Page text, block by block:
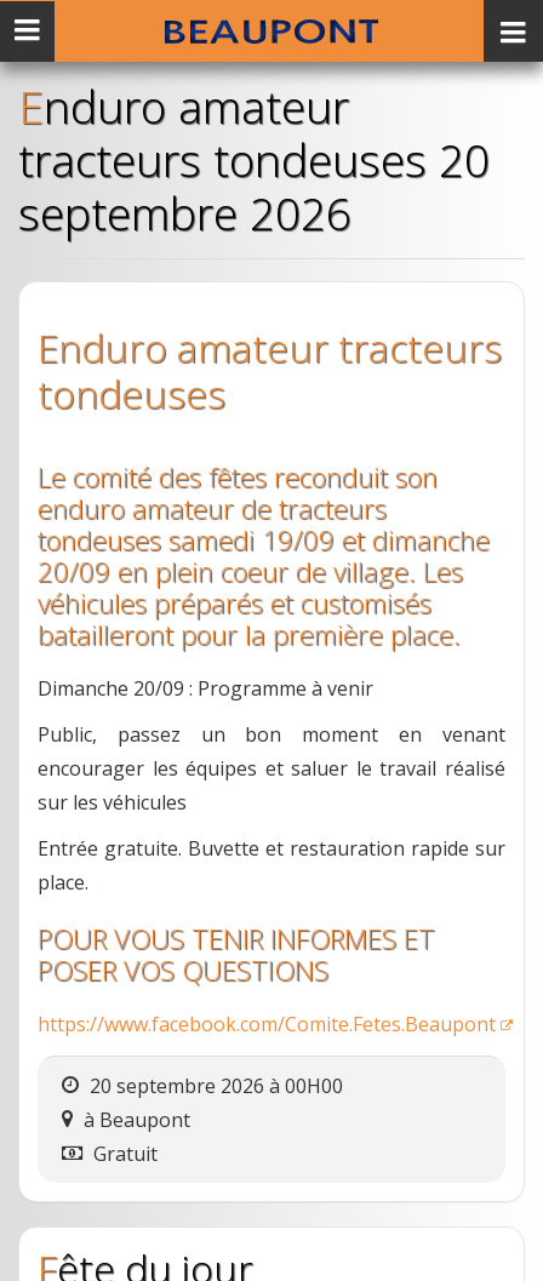
Enduro amateur
tracteurs tondeuses 20
septembre 2026
Enduro amateur tracteurs
tondeuses
Le comité des fêtes reconduit son
enduro amateur de tracteurs
tondeuses samedi 19/09 et dimanche
20/09 en plein coeur de village. Les
véhicules préparés et customisés
batailleront pour la première place.
Dimanche 20/09 : Programme à venir
Public, passez un bon moment en venant
encourager les équipes et saluer le travail réalisé
sur les véhicules
Entrée gratuite. Buvette et restauration rapide sur
place.
POUR VOUS TENIR INFORMES ET
POSER VOS QUESTIONS
https://www.facebook.com/Comite.Fetes.Beaupont
20 septembre 2026 à 00H00
à Beaupont
Gratuit
Fête du jour
Menu
mobile